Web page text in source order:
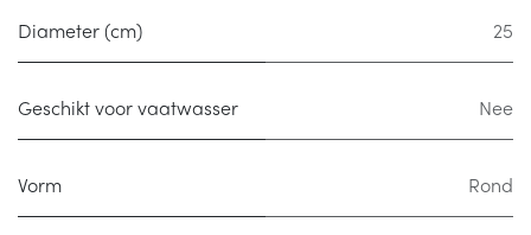
Diameter (cm) 25
Geschikt voor vaatwasser Nee
Vorm Rond